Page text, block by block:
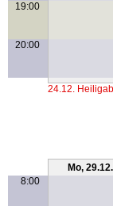
19:00
20:00
24.12.
Mo,
8:00